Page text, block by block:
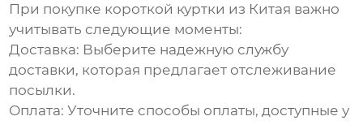
При покупке короткой куртки из Китая важно
учитывать следующие моменты:
Доставка: Выберите надежную службу
доставки, которая предлагает отслеживание
посылки.
Оплата: Уточните способы оплаты, доступные у